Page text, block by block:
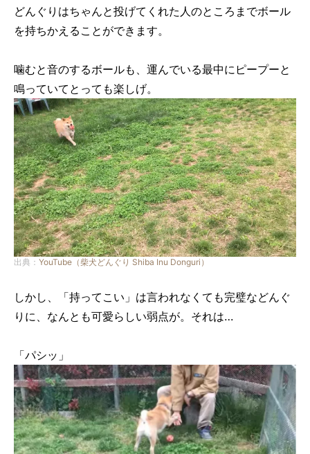
どんぐりはちゃんと投げてくれた人のところまでボール
を持ちかえることができます。
噛むと音のするボールも、運んでいる最中にピープーと
鳴っていてとっても楽しげ。
出典： YouTube（柴犬どんぐり Shiba Inu Donguri）
しかし、「持ってこい」は言われなくても完璧などんぐ
りに、なんとも可愛らしい弱点が。それは…
「パシッ」